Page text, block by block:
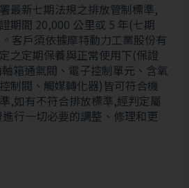
最新七期法規之排放管制標準,
期間 20,000 公里或 5 年(七期
客戶須依據摩特動力工業股份有
之定期保養與正常使用下(保證
箱通氣閥、電子控制單元、含氧
制閥、觸媒轉化器)皆可符合機
,如有不符合排放標準,經判定屬
行一切必要的調整、修理和更